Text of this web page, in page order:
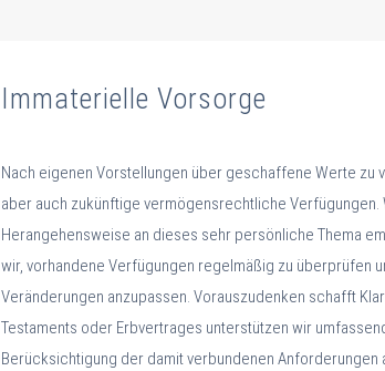
Immaterielle Vorsorge
Nach eigenen Vorstellungen über geschaffene Werte
aber auch zukünftige vermögensrechtliche
Herangehensweise an dieses sehr persönliche Thema
wir, vorhandene Verfügungen regelmäßig zu überprüfen
Veränderungen anzupassen. Vorauszudenken schafft
Testaments oder Erbvertrages unterstützen wir
Berücksichtigung der damit verbundenen